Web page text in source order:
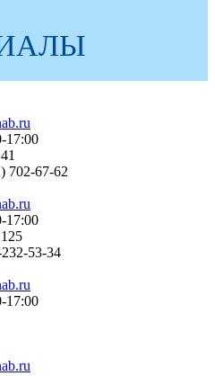
17:00
702-67-62
17:00
53-34
17:00